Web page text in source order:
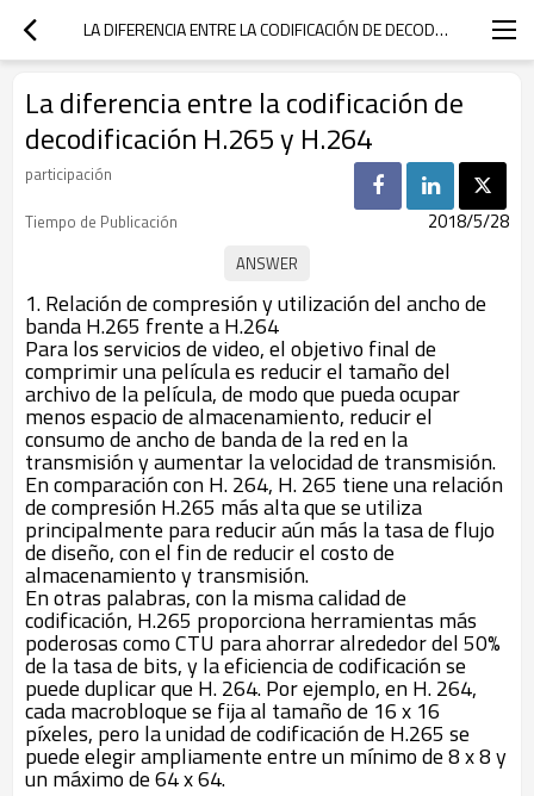
LA DIFERENCIA ENTRE LA CODIFICACIÓN DE DECODIFICACIÓN H.265 Y H.264
La diferencia entre la codificación de
decodificación H.265 y H.264
participación
Tiempo de Publicación
2018/5/28
1. Relación de compresión y utilización del ancho de
banda H.265 frente a H.264
Para los servicios de video, el objetivo final de
comprimir una película es reducir el tamaño del
archivo de la película, de modo que pueda ocupar
menos espacio de almacenamiento, reducir el
consumo de ancho de banda de la red en la
transmisión y aumentar la velocidad de transmisión.
En comparación con H. 264, H. 265 tiene una relación
de compresión H.265 más alta que se utiliza
principalmente para reducir aún más la tasa de flujo
de diseño, con el fin de reducir el costo de
almacenamiento y transmisión.
En otras palabras, con la misma calidad de
codificación, H.265 proporciona herramientas más
poderosas como CTU para ahorrar alrededor del 50%
de la tasa de bits, y la eficiencia de codificación se
puede duplicar que H. 264. Por ejemplo, en H. 264,
cada macrobloque se fija al tamaño de 16 x 16
píxeles, pero la unidad de codificación de H.265 se
puede elegir ampliamente entre un mínimo de 8 x 8 y
un máximo de 64 x 64.